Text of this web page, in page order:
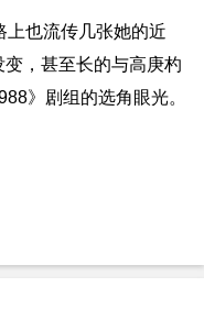
也流传几张她的近
，甚至长的与高庚杓
》剧组的选角眼光。